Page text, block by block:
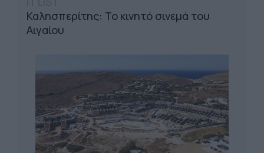
Καλησπερίτης: Το κινητό σινεμά του
Αιγαίου